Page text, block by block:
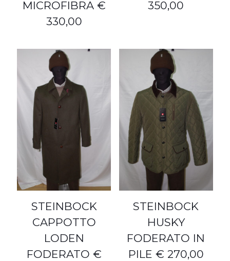
MICROFIBRA €
330,00
350,00
STEINBOCK
CAPPOTTO
LODEN
FODERATO €
STEINBOCK
HUSKY
FODERATO IN
PILE € 270,00